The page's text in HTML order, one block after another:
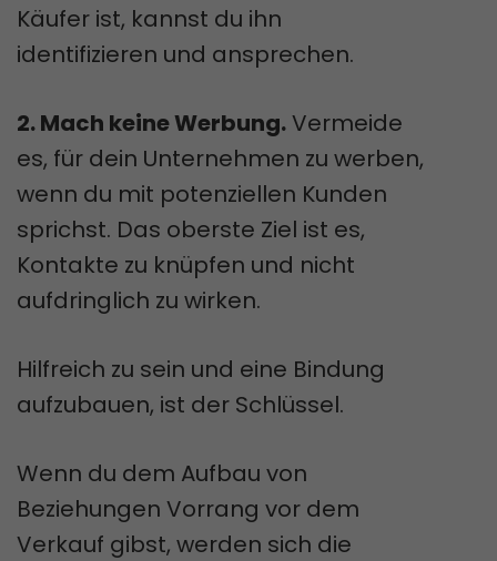
Käufer ist, kannst du ihn
identifizieren und ansprechen.
2. Mach keine Werbung.Vermeide
es, für dein Unternehmen zu werben,
wenn du mit potenziellen Kunden
sprichst. Das oberste Ziel ist es,
Kontakte zu knüpfen und nicht
aufdringlich zu wirken.
Hilfreich zu sein und eine Bindung
aufzubauen, ist der Schlüssel.
Wenn du dem Aufbau von
Beziehungen Vorrang vor dem
Verkauf gibst, werden sich die